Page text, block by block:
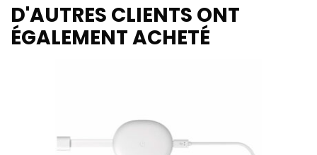
D'AUTRES CLIENTS ONT
ÉGALEMENT ACHETÉ